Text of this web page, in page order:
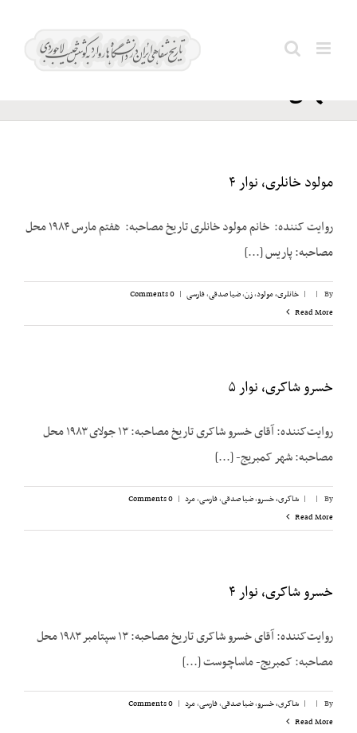
تهرانی؛
مهدی
مولود خانلری، نوار ۴
روایت کننده: خانم مولود خانلری تاریخ مصاحبه: هفتم مارس ۱۹۸۴ محل
مصاحبه: پاریس [...]
By
|
| خانلری، مولود,زن,ضیا صدقی,فارسی |
0 Comments
Read More
خسرو شاکری، نوار ۵
روایت‌کننده: آقای خسرو شاکری تاریخ مصاحبه: ۱۳ جولای ۱۹۸۳ محل
مصاحبه: شهر کمبریج- [...]
By
|
| شاکری، خسرو,ضیا صدقی,فارسی,مرد |
0 Comments
Read More
خسرو شاکری، نوار ۴
روایت‌کننده: آقای خسرو شاکری تاریخ مصاحبه: ۱۳ سپتامبر ۱۹۸۳ محل
مصاحبه: کمبریج- ماساچوست [...]
By
|
| شاکری، خسرو,ضیا صدقی,فارسی,مرد |
0 Comments
Read More